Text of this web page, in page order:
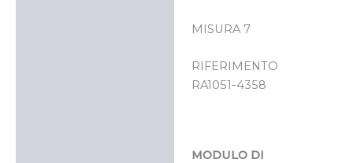
MISURA 7
RIFERIMENTO
RA1051-4358
MODULO DI